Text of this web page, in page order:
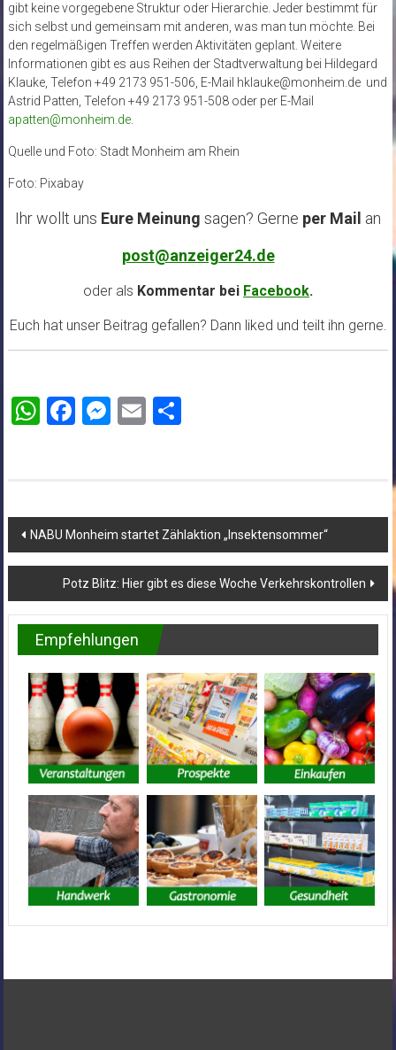
gibt keine vorgegebene Struktur oder Hierarchie. Jeder bestimmt für
sich selbst und gemeinsam mit anderen, was man tun möchte. Bei
den regelmäßigen Treffen werden Aktivitäten geplant. Weitere
Informationen gibt es aus Reihen der Stadtverwaltung bei Hildegard
Klauke, Telefon +49 2173 951-506, E-Mail hklauke@monheim.de und
Astrid Patten, Telefon +49 2173 951-508 oder per E-Mail
apatten@monheim.de.
Quelle und Foto: Stadt Monheim am Rhein
Foto: Pixabay
Ihr wollt uns Eure Meinung sagen? Gerne per Mail an
post@anzeiger24.de
oder als Kommentar bei Facebook.
Euch hat unser Beitrag gefallen? Dann liked und teilt ihn gerne.
WhatsApp
Facebook
Messenger
Email
Beitragsnavigation
NABU Monheim startet Zählaktion „Insektensommer“
Potz Blitz: Hier gibt es diese Woche Verkehrskontrollen
Empfehlungen